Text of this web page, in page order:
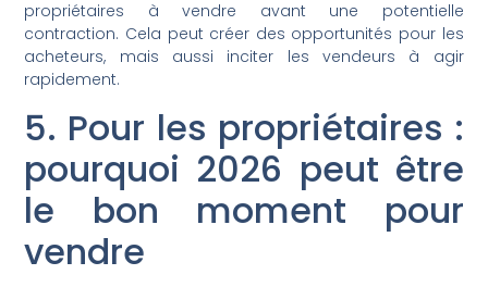
propriétaires à vendre avant une potentielle
contraction. Cela peut créer des opportunités pour les
acheteurs, mais aussi inciter les vendeurs à agir
rapidement.
5. Pour les propriétaires :
pourquoi 2026 peut être
le bon moment pour
vendre